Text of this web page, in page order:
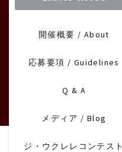
開催概要 / About
応募要項 / Guidelines
Q & A
メディア / Blog
ジ・ウクレレコンテスト